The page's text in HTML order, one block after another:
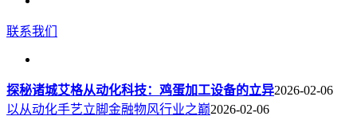
联系我们
探秘诸城艾格从动化科技：鸡蛋加工设备的立异2026-02-06
以从动化手艺立脚金融物风行业之巅2026-02-06